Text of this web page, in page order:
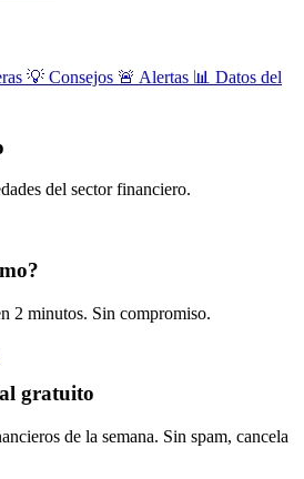
💡 Consejos 🚨 Alertas 📊 Datos del
del sector financiero.
2 minutos. Sin compromiso.
gratuito
de la semana. Sin spam, cancela